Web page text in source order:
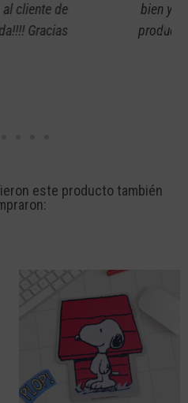
además de que los
me parecen muy bellos.
este producto también